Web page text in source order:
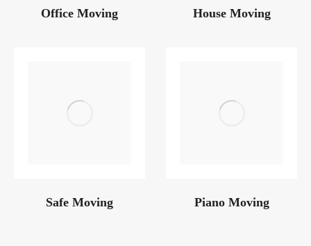
Office Moving House Moving
Safe Moving Piano Moving